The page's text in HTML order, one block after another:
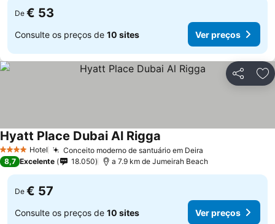
De € 53
Consulte os preços de 10 sites Ver preços
Partilhar
4 EstrelasHotel Conceito moderno de santuário em Deira
Hyatt Place Dubai Al Rigga
8,7 Excelente 18.050 a 7.9 km de Jumeirah Beach
De € 57
Consulte os preços de 10 sites Ver preços